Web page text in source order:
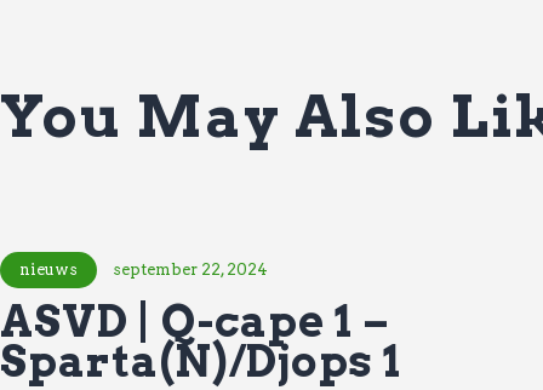
You May Also
nieuws september 22, 2024
ASVD | Q-cape 1 –
Sparta(N)/Djops 1